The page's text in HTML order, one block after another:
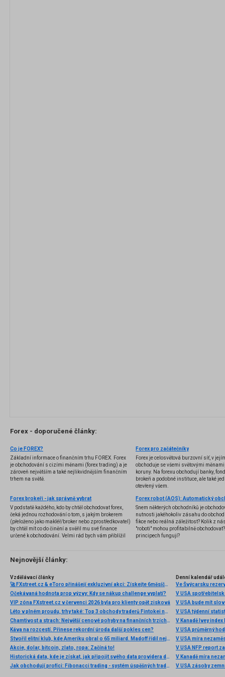
Forex - doporučené články:
Co je FOREX?
Základní informace o finančním trhu FOREX. Forex
je obchodování s cizími měnami (forex trading) a je
zároveň největším a také nejlikvidnějším finančním
trhem na světě.
Forex pro začátečníky
Forex je celosvětová burzovní síť, v
obchoduje se všemi světovými
koruny. Na forexu obchodují banky,
brokeři a podobné instituce, ale také
otevřený všem.
Forex brokeři - jak správně vybrat
V podstatě každého, kdo by chtěl obchodovat forex,
čeká jednou rozhodování o tom, s jakým brokerem
(přeloženo jako makléř/broker nebo zprostředkovatel)
by chtěl mít co do činění a svěřil mu své finance
určené k obchodování. Velmi rád bych vám přiblížil
několik příkladů nejznámějších z nich.
Snem některých obchodníků je
nutnosti jakéhokoliv zásahu do
fikce nebo reálná záležitost? Kolik z
"roboti" mohou profitabilně
principech fungují?
Nejnovější články:
Vzdělávací články
🚀 FXstreet.cz & eToro přinášejí exkluzivní akci: Získejte 6měsíční členství ve VIP zóně ZDARMA
Očekávaná hodnota prop výzvy: Kdy se nákup challenge vyplatí?
VIP zóna FXstreet.cz v červenci 2026 byla pro klienty opět zisková
Léto v plném proudu, trhy také: Top 3 obchody traderů Fintokei na indexech a zlatě
Chamtivost a strach: Největší cenové pohyby na finančních trzích (červenec 2026)
Káva na rozcestí. Přinese rekordní úroda další pokles cen?
Stvořil elitní klub, kde Ameriku obral o 65 miliard. Madoff řídil největší Ponzi dějin
Akcie, dolar, bitcoin, zlato, ropa: Začíná to!
Historická data, kde je získat, jak připojit svého data providera do MultiCharts a proč je budeme potřebovat? (4. díl)
Jak obchodují profíci: Fibonacci trading - systém úspěšných traderů
Denní kalendář
Ve Švýcarsku
V USA
V USA bude mít
V USA týdenní
V Kanadě Ivey index
V USA průměrný
V USA míra
V USA NFP report
V Kanadě míra
V USA zásoby